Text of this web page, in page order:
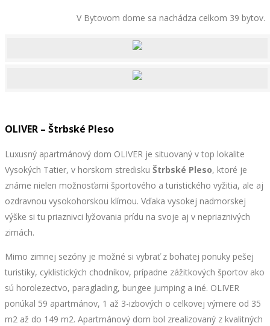
V Bytovom dome sa nachádza celkom 39 bytov.
OLIVER – Štrbské Pleso
Luxusný apartmánový dom OLIVER je situovaný v top lokalite
Vysokých Tatier, v horskom stredisku Štrbské Pleso, ktoré je
známe nielen možnosťami športového a turistického vyžitia, ale aj
ozdravnou vysokohorskou klímou. Vďaka vysokej nadmorskej
výške si tu priaznivci lyžovania prídu na svoje aj v nepriaznivých
zimách.
Mimo zimnej sezóny je možné si vybrať z bohatej ponuky pešej
turistiky, cyklistických chodníkov, prípadne zážitkových športov ako
sú horolezectvo, paraglading, bungee jumping a iné. OLIVER
ponúkal 59 apartmánov, 1 až 3-izbových o celkovej výmere od 35
m2 až do 149 m2. Apartmánový dom bol zrealizovaný z kvalitných